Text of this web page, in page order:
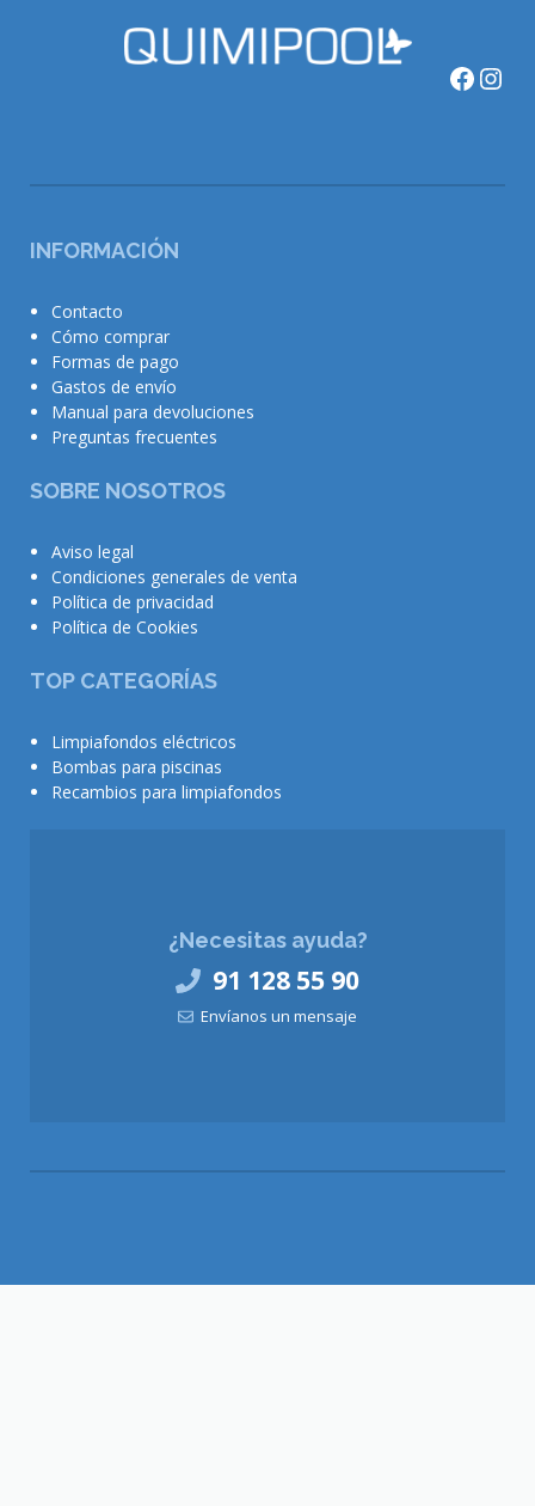
INFORMACIÓN
Contacto
Cómo comprar
Formas de pago
Gastos de envío
Manual para devoluciones
Preguntas frecuentes
SOBRE NOSOTROS
Aviso legal
Condiciones generales de venta
Política de privacidad
Política de Cookies
TOP CATEGORÍAS
Limpiafondos eléctricos
Bombas para piscinas
Recambios para limpiafondos
¿Necesitas ayuda?
91 128 55 90
Envíanos un mensaje